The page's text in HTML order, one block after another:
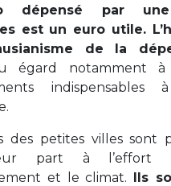
dépensé par une
est un euro utile.
de la
égard notamment à
des petites villes sont
part à l’effort
et le climat. Ils